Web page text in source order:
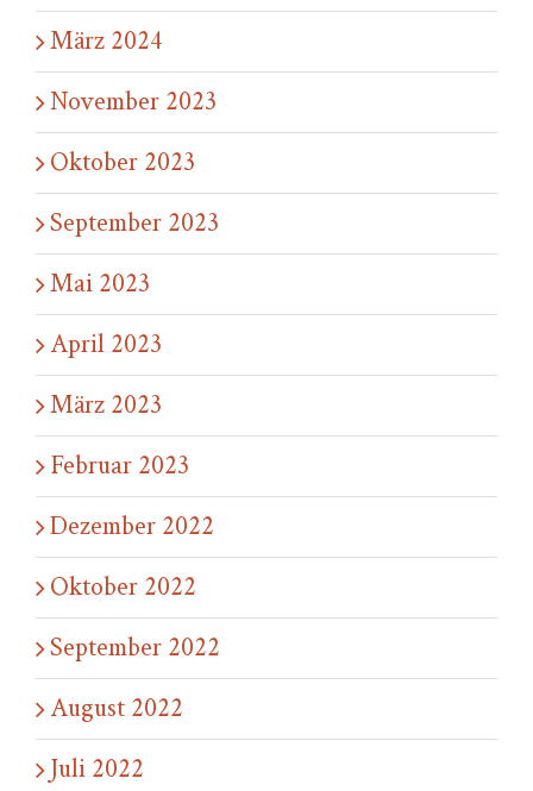
März 2024
November 2023
Oktober 2023
September 2023
Mai 2023
April 2023
März 2023
Februar 2023
Dezember 2022
Oktober 2022
September 2022
August 2022
Juli 2022